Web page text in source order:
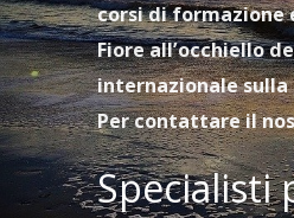
corsi di formazione
Fiore all’occhiello
internazionale sulla
Per contattare il
Specialisti